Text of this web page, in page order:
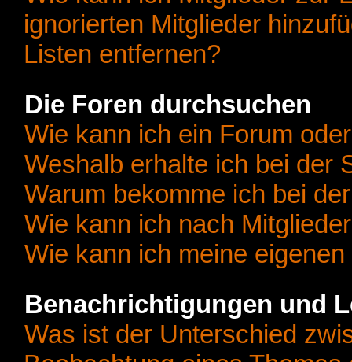
ignorierten Mitglieder
Listen entfernen?
Die Foren durchsuchen
Wie kann ich ein Forum
Weshalb erhalte ich bei der
Warum bekomme ich bei
Wie kann ich nach
Wie kann ich meine
Benachrichtigungen und
Was ist der Unterschied